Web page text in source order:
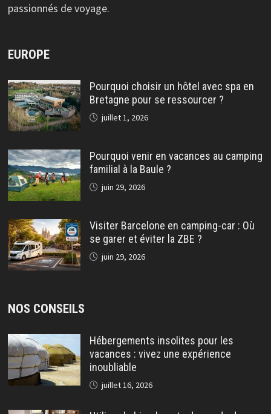
passionnés de voyage.
EUROPE
Pourquoi choisir un hôtel avec spa en
Bretagne pour se ressourcer ?
juillet 1, 2026
Pourquoi venir en vacances au camping
familial à la Baule ?
juin 29, 2026
Visiter Barcelone en camping-car : Où
se garer et éviter la ZBE ?
juin 29, 2026
NOS CONSEILS
Hébergements insolites pour les
vacances : vivez une expérience
inoubliable
juillet 16, 2026